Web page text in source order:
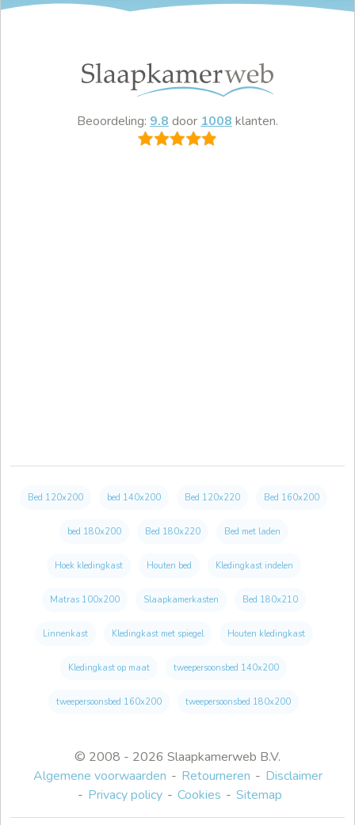
© 2008 - 2026 Slaapkamerweb B.V.
Algemene voorwaarden
Retourneren
Disclaimer
Privacy policy
Cookies Sitemap
Beoordeling: 9.8 door 1008 klanten.
Bed 120x200 bed 140x200 Bed 120x220 Bed 160x200
bed 180x200 Bed 180x220 Bed met laden
Hoek kledingkast Houten bed Kledingkast indelen
Matras 100x200 Slaapkamerkasten Bed 180x210
Linnenkast Kledingkast met spiegel Houten kledingkast
Kledingkast op maat tweepersoonsbed 140x200
tweepersoonsbed 160x200 tweepersoonsbed 180x200